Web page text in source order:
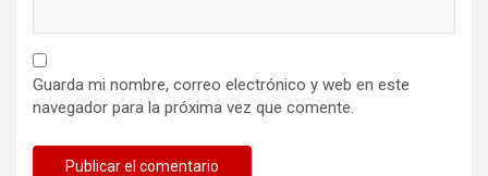
Guarda mi nombre, correo electrónico y web en este
navegador para la próxima vez que comente.